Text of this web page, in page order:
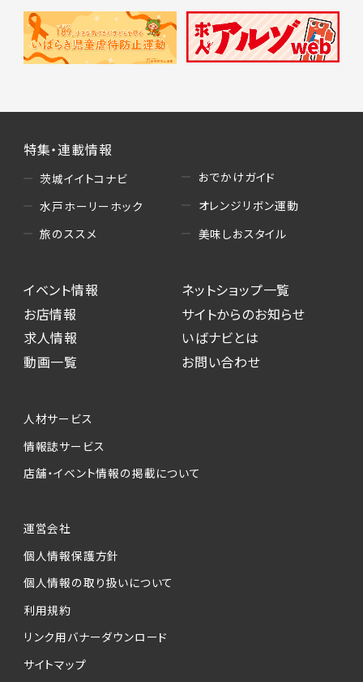
特集・連載情報
茨城イイトコナビ
水戸ホーリーホック
旅のススメ
おでかけガイド
オレンジリボン運動
美味しおスタイル
イベント情報
お店情報
求人情報
動画一覧
ネットショップ一覧
サイトからのお知らせ
いばナビとは
お問い合わせ
人材サービス
情報誌サービス
店舗・イベント情報の掲載について
運営会社
個人情報保護方針
個人情報の取り扱いについて
利用規約
リンク用バナーダウンロード
サイトマップ